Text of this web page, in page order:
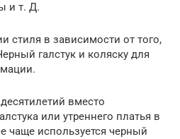
и т. Д.
стиля в зависимости от того,
галстук и коляску для
вместо
или утреннего платья в
чаще используется черный